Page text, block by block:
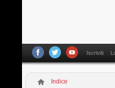
Iscriviti
Indice